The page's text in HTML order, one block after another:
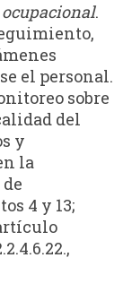
.
el personal.
sobre
del
y
la
4 y 13;